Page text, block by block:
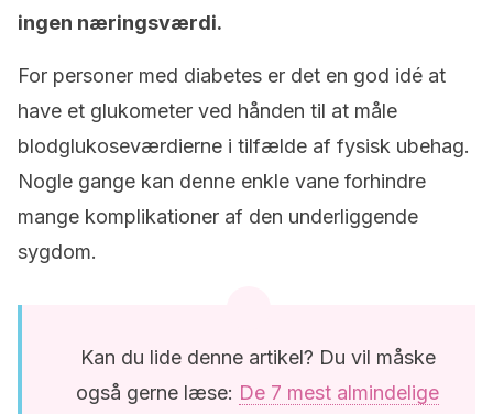
ingen næringsværdi.
For personer med diabetes er det en god idé at
have et glukometer ved hånden til at måle
blodglukoseværdierne i tilfælde af fysisk ubehag.
Nogle gange kan denne enkle vane forhindre
mange komplikationer af den underliggende
sygdom.
Kan du lide denne artikel? Du vil måske
også gerne læse: De 7 mest almindelige